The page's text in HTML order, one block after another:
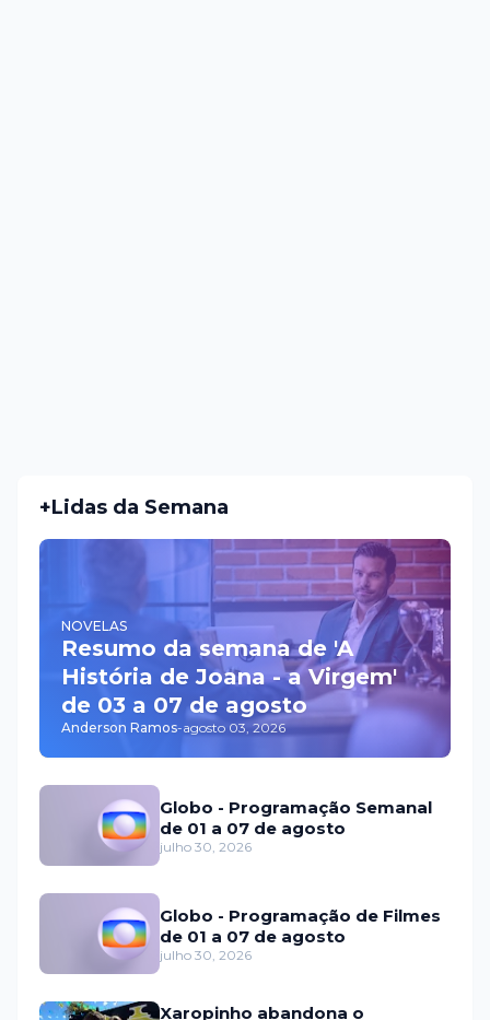
+Lidas da Semana
NOVELAS
Resumo da semana de 'A
História de Joana - a Virgem'
de 03 a 07 de agosto
Anderson Ramos-agosto 03, 2026
Globo - Programação Semanal
de 01 a 07 de agosto
julho 30, 2026
Globo - Programação de Filmes
de 01 a 07 de agosto
julho 30, 2026
Xaropinho abandona o